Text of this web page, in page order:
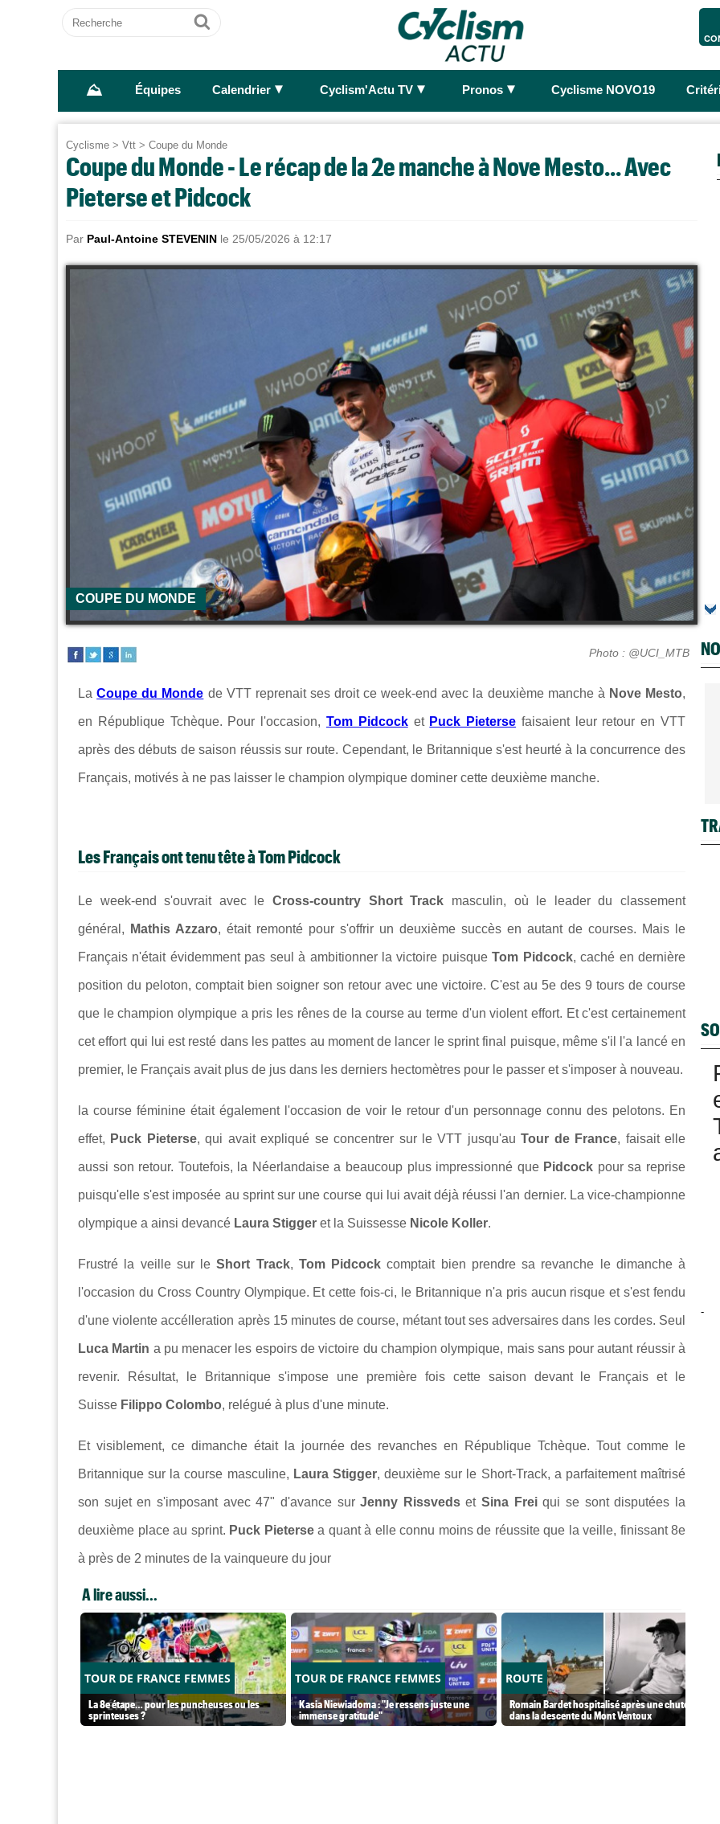
Recherche
Ok
⛰ Équipes Calendrier ► Cyclism'Actu TV ► Pronos ► Cyclisme NOVO19
Cyclisme > Vtt > Coupe du Monde
Coupe du Monde - Le récap de la 2e manche à Nove Mesto... Avec
Pieterse et Pidcock
Par Paul-Antoine STEVENIN le 25/05/2026 à 12:17
COUPE DU MONDE
Photo : @UCI_MTB
LaCoupe du Monde de VTT reprenait ses droit ce week-end avec la deuxième manche à Nove Mesto,
en République Tchèque. Pour l'occasion, Tom Pidcock et Puck Pieterse faisaient leur retour en VTT
après des débuts de saison réussis sur route. Cependant, le Britannique s'est heurté à la concurrence des
Français, motivés à ne pas laisser le champion olympique dominer cette deuxième manche.
Les Français ont tenu tête à Tom Pidcock
Le week-end s'ouvrait avec leCross-country Short Track masculin, où le leader du classement
général, Mathis Azzaro, était remonté pour s'offrir un deuxième succès en autant de courses. Mais le
Français n'était évidemment pas seul à ambitionner la victoire puisqueTom Pidcock, caché en dernière
position du peloton, comptait bien soigner son retour avec une victoire. C'est au 5e des 9 tours de course
que le champion olympique a pris les rênes de la course au terme d'un violent effort. Et c'est certainement
cet effort qui lui est resté dans les pattes au moment de lancer le sprint final puisque, même s'il l'a lancé en
premier, le Français avait plus de jus dans les derniers hectomètres pour le passer et s'imposer à nouveau.
la course féminine était également l'occasion de voir le retour d'un personnage connu des pelotons. En
effet, Puck Pieterse, qui avait expliqué se concentrer sur le VTT jusqu'auTour de France, faisait elle
aussi son retour. Toutefois, la Néerlandaise a beaucoup plus impressionné que Pidcock pour sa reprise
puisqu'elle s'est imposée au sprint sur une course qui lui avait déjà réussi l'an dernier. La vice-championne
olympique a ainsi devancé Laura Stigger et la Suissesse Nicole Koller.
Frustré la veille sur leShort Track, Tom Pidcockcomptait bien prendre sa revanche le dimanche à
l'occasion du Cross Country Olympique. Et cette fois-ci, le Britannique n'a pris aucun risque et s'est fendu
d'une violente accélleration après 15 minutes de course, métant tout ses adversaires dans les cordes. Seul
Luca Martin a pu menacer les espoirs de victoire du champion olympique, mais sans pour autant réussir à
revenir. Résultat, le Britannique s'impose une première fois cette saison devant le Français et le
Suisse Filippo Colombo, relégué à plus d'une minute.
Et visiblement, ce dimanche était la journée des revanches en République Tchèque. Tout comme le
Britannique sur la course masculine, Laura Stigger, deuxième sur le Short-Track, a parfaitement maîtrisé
son sujet en s'imposant avec 47" d'avance surJenny RissvedsetSina Freiqui se sont disputées la
deuxième place au sprint. Puck Pieterse a quant à elle connu moins de réussite que la veille, finissant 8e
à près de 2 minutes de la vainqueure du jour
A lire aussi...
TOUR DE FRANCE FEMMES
La 8e étape… pour les puncheuses ou les
sprinteuses ?
TOUR DE FRANCE FEMMES
Kasia Niewiadoma : "Je ressens juste une
immense gratitude"
ROUTE
Romain Bardet hospitalisé après une chute
dans la descente du Mont Ventoux
-